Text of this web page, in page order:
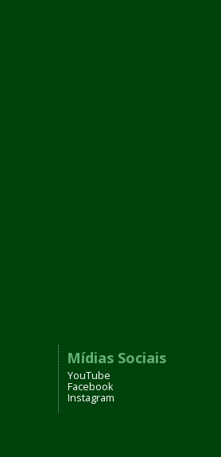
Mídias Sociais
YouTube
Facebook
Instagram